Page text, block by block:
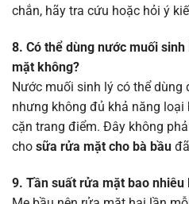
chắn, hãy tra cứu hoặc hỏi ý
8. Có thể dùng nước muối
mặt không?
Nước muối sinh lý có thể dùng
nhưng không đủ khả năng
cặn trang điểm. Đây không
cho sữa rửa mặt cho bà bầu
9. Tần suất rửa mặt bao nhiêu